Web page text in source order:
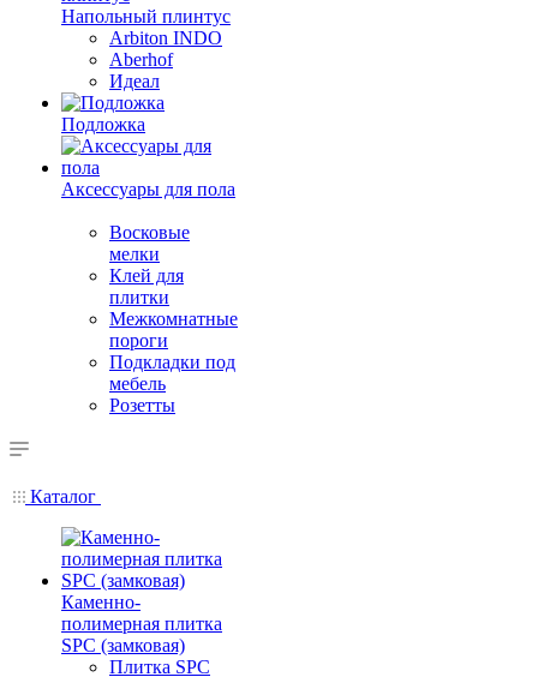
Напольный плинтус
Arbiton INDO
Aberhof
Идеал
Подложка
Аксессуары для пола
Восковые
мелки
Клей для
плитки
Межкомнатные
пороги
Подкладки под
мебель
Розетты
Каталог
Каменно-
полимерная плитка
SPC (замковая)
Плитка SPC